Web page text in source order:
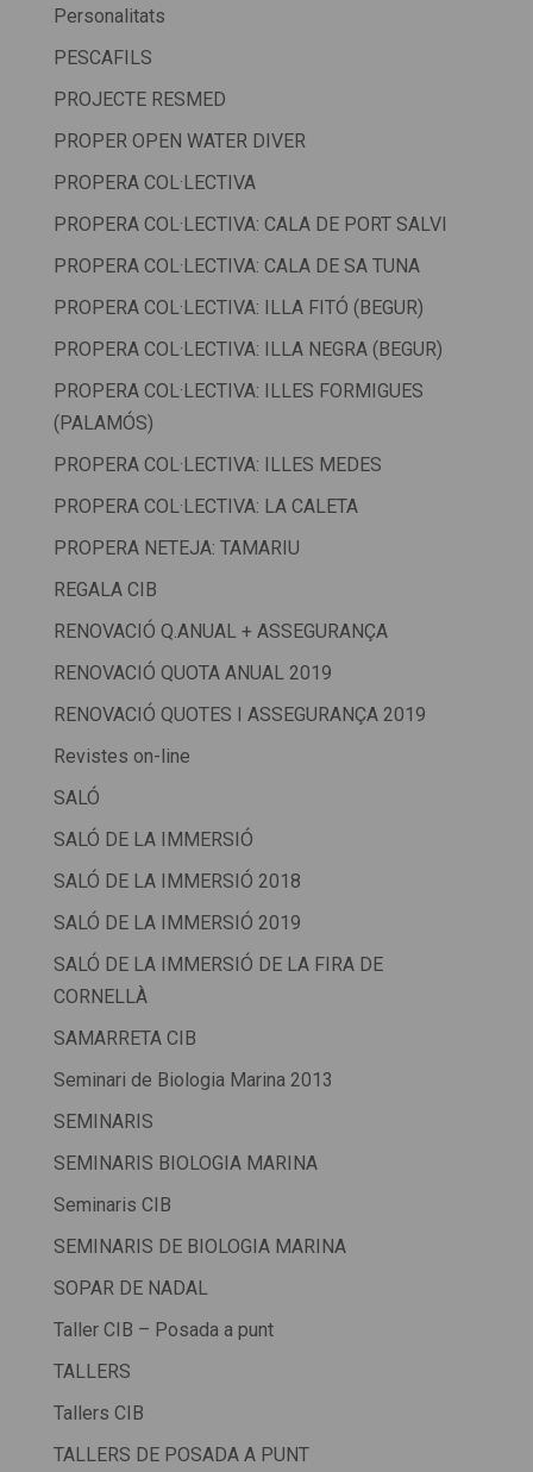
Personalitats
PESCAFILS
PROJECTE RESMED
PROPER OPEN WATER DIVER
PROPERA COL·LECTIVA
PROPERA COL·LECTIVA: CALA DE PORT SALVI
PROPERA COL·LECTIVA: CALA DE SA TUNA
PROPERA COL·LECTIVA: ILLA FITÓ (BEGUR)
PROPERA COL·LECTIVA: ILLA NEGRA (BEGUR)
PROPERA COL·LECTIVA: ILLES FORMIGUES
(PALAMÓS)
PROPERA COL·LECTIVA: ILLES MEDES
PROPERA COL·LECTIVA: LA CALETA
PROPERA NETEJA: TAMARIU
REGALA CIB
RENOVACIÓ Q.ANUAL + ASSEGURANÇA
RENOVACIÓ QUOTA ANUAL 2019
RENOVACIÓ QUOTES I ASSEGURANÇA 2019
Revistes on-line
SALÓ
SALÓ DE LA IMMERSIÓ
SALÓ DE LA IMMERSIÓ 2018
SALÓ DE LA IMMERSIÓ 2019
SALÓ DE LA IMMERSIÓ DE LA FIRA DE
CORNELLÀ
SAMARRETA CIB
Seminari de Biologia Marina 2013
SEMINARIS
SEMINARIS BIOLOGIA MARINA
Seminaris CIB
SEMINARIS DE BIOLOGIA MARINA
SOPAR DE NADAL
Taller CIB – Posada a punt
TALLERS
Tallers CIB
TALLERS DE POSADA A PUNT